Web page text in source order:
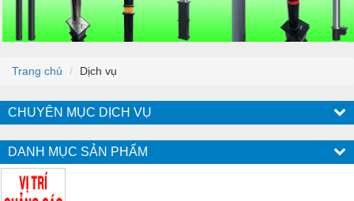
Trang chủ Dịch vụ
CHUYÊN MỤC DỊCH VỤ
DANH MỤC SẢN PHẨM